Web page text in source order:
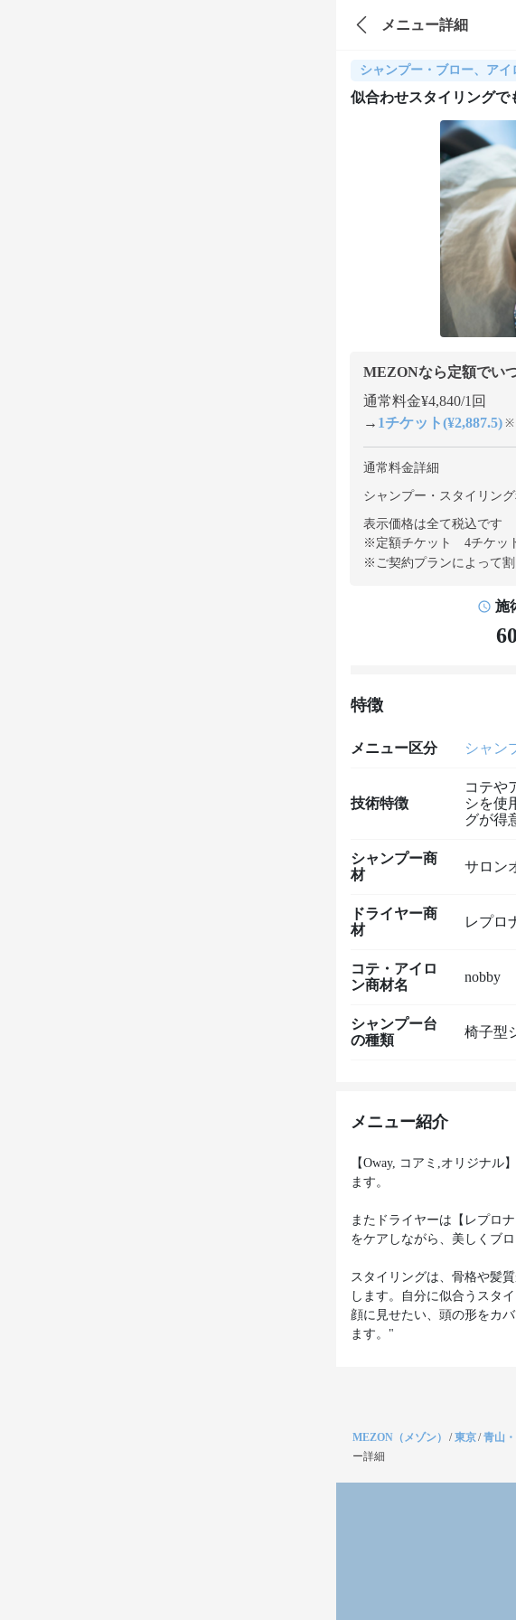
メニュー詳細
シャンプー・ブロー、アイ
似合わせスタイリングで
MEZONなら定額でい
通常料金¥4,840/1回
→ 1チケット(¥2,887.5) ※
通常料金詳細
シャンプー・スタイリン
表示価格は全て税込です
※定額チケット 4チケッ
※ご契約プランによって
施
60
特徴
メニュー区分 シャン
技術特徴
コテや
シを使
グが得
シャンプー商
材
サロン
ドライヤー商
材
レプロ
コテ・アイロ
ン商材名
nobby
シャンプー台
の種類
椅子型
メニュー紹介
【Oway, コアミ,オリジナ
ます。
またドライヤーは【レプロ
をケアしながら、美しくブロ
スタイリングは、骨格や髪
します。自分に似合うスタ
顔に見せたい、頭の形をカ
ます。"
MEZON（メゾン） /東京/青山
ー詳細